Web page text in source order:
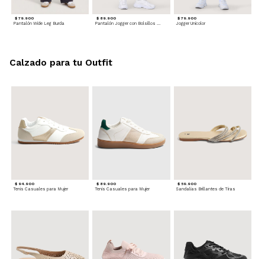
$ 79.900
Pantalón Wide Leg Burda
$ 89.900
Pantalón Jogger con Bolsillos Cargo
$ 79.900
Jogger Unicolor
$ 94.900
Tenis Casuales para Mujer
$ 89.900
Tenis Casuales para Mujer
$ 59.900
Sandalias Brillantes de Tiras
Calzado para tu Outfit